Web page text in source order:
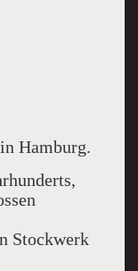
Hamburg.
Stockwerk